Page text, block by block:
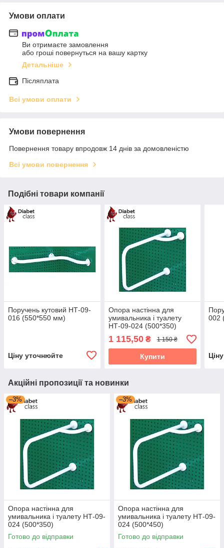
Умови оплати
Ви отримаєте замовлення
або гроші повернуться на вашу картку
Детальніше
Післяплата
Всі умови оплати
Умови повернення
Повернення товару впродовж 14 днів за домовленістю
Всі умови повернення
Подібні товари компанії
Поручень кутовий НТ-09-
016 (550*550 мм)
Ціну уточнюйте
Опора настінна для
умивальника і туалету
НТ-09-024 (500*350)
1 115,50₴ 1 150 ₴
Купити
002
Акційні пропозиції та новинки
–3%
Опора настінна для
умивальника і туалету НТ-09-
024 (500*350)
Готово до відправки
–3%
Опора настінна для
умивальника і туалету НТ-09-
024 (500*450)
Готово до відправки